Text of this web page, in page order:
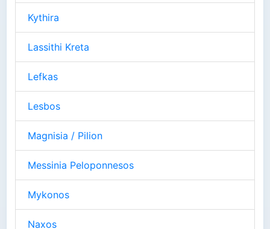
Kythira
Lassithi Kreta
Lefkas
Lesbos
Magnisia / Pilion
Messinia Peloponnesos
Mykonos
Naxos